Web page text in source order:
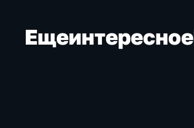
Ещеинтересное